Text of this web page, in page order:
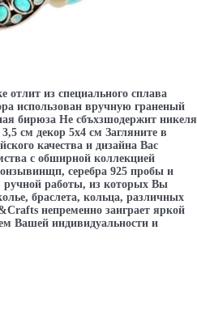
из специального сплава
использован вручную граненый
бирюза Не сбъхзшодержит никеля
см декор 5х4 см Загляните в
качества и дизайна Вас
с обширной коллекцией
серебра 925 пробы и
ручной работы, из которых Вы
браслета, кольца, различных
непременно заиграет яркой
Вашей индивидуальности и